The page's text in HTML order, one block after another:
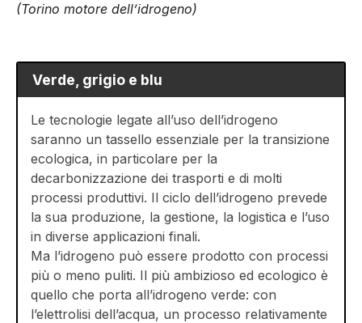
(Torino motore dell’idrogeno)
Verde, grigio e blu
Le tecnologie legate all’uso dell’idrogeno
saranno un tassello essenziale per la transizione
ecologica, in particolare per la
decarbonizzazione dei trasporti e di molti
processi produttivi. Il ciclo dell’idrogeno prevede
la sua produzione, la gestione, la logistica e l’uso
in diverse applicazioni finali.
Ma l’idrogeno può essere prodotto con processi
più o meno puliti. Il più ambizioso ed ecologico è
quello che porta all’idrogeno verde: con
l’elettrolisi dell’acqua, un processo relativamente